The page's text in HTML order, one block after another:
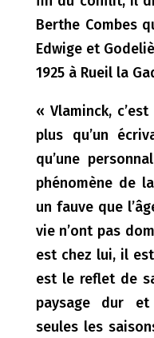
Berthe Combes
Edwige et
1925 à Rueil la
« Vlaminck,
plus qu’un
qu’une
phénomène de
un fauve que
vie n’ont pas
est chez lui, il
est le reflet de
paysage dur
seules les